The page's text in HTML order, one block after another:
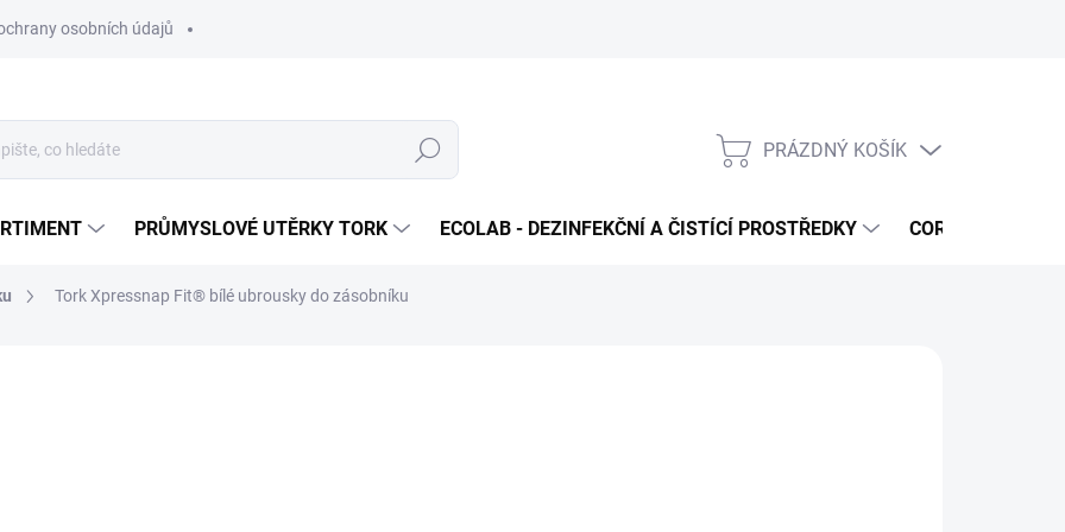
osobních údajů
Hledat
NÁKUPNÍ
PRÁZDNÝ KOŠÍK
PRŮMYSLOVÉ UTĚRKY TORK ECOLAB - DEZINFEKČNÍ A ČISTÍCÍ PROSTŘEDKY CORMEN -
Tork Xpressnap Fit® bílé ubrousky do zásobníku